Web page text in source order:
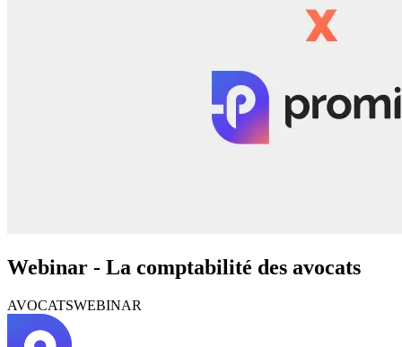
Webinar - La comptabilité des avocats
AVOCATSWEBINAR